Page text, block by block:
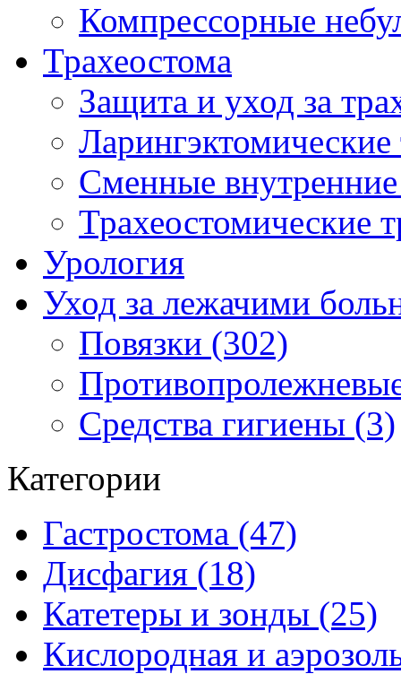
Компрессорные
Трахеостома
Защита и уход за
Сменные
Трахеостомические
Урология
Уход за лежачими
Повязки (302)
Средства гигиены (3)
Категории
Гастростома (47)
Дисфагия (18)
Катетеры и зонды (25)
Кислородная и